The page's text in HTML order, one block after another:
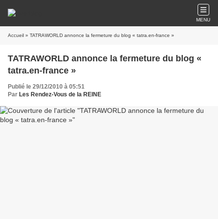
MENU
Accueil » TATRAWORLD annonce la fermeture du blog « tatra.en-france »
TATRAWORLD annonce la fermeture du blog «
tatra.en-france »
Publié le 29/12/2010 à 05:51
Par Les Rendez-Vous de la REINE